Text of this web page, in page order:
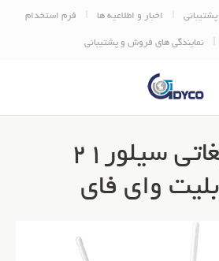
پشتیبانی اخبار و اطلاعیه ها فرم استخدام
نمایندگی های فروش و پشتیبانی
بلوتوث تبلیغاتی سیلور21
وای فای